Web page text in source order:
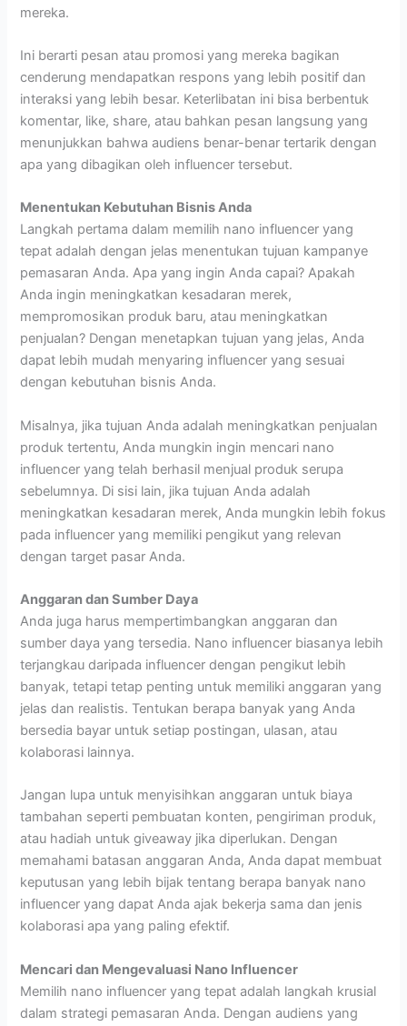
mereka.
Ini berarti pesan atau promosi yang mereka bagikan
cenderung mendapatkan respons yang lebih positif dan
interaksi yang lebih besar. Keterlibatan ini bisa berbentuk
komentar, like, share, atau bahkan pesan langsung yang
menunjukkan bahwa audiens benar-benar tertarik dengan
apa yang dibagikan oleh influencer tersebut.
Menentukan Kebutuhan Bisnis Anda
Langkah pertama dalam memilih nano influencer yang
tepat adalah dengan jelas menentukan tujuan kampanye
pemasaran Anda. Apa yang ingin Anda capai? Apakah
Anda ingin meningkatkan kesadaran merek,
mempromosikan produk baru, atau meningkatkan
penjualan? Dengan menetapkan tujuan yang jelas, Anda
dapat lebih mudah menyaring influencer yang sesuai
dengan kebutuhan bisnis Anda.
Misalnya, jika tujuan Anda adalah meningkatkan penjualan
produk tertentu, Anda mungkin ingin mencari nano
influencer yang telah berhasil menjual produk serupa
sebelumnya. Di sisi lain, jika tujuan Anda adalah
meningkatkan kesadaran merek, Anda mungkin lebih fokus
pada influencer yang memiliki pengikut yang relevan
dengan target pasar Anda.
Anggaran dan Sumber Daya
Anda juga harus mempertimbangkan anggaran dan
sumber daya yang tersedia. Nano influencer biasanya lebih
terjangkau daripada influencer dengan pengikut lebih
banyak, tetapi tetap penting untuk memiliki anggaran yang
jelas dan realistis. Tentukan berapa banyak yang Anda
bersedia bayar untuk setiap postingan, ulasan, atau
kolaborasi lainnya.
Jangan lupa untuk menyisihkan anggaran untuk biaya
tambahan seperti pembuatan konten, pengiriman produk,
atau hadiah untuk giveaway jika diperlukan. Dengan
memahami batasan anggaran Anda, Anda dapat membuat
keputusan yang lebih bijak tentang berapa banyak nano
influencer yang dapat Anda ajak bekerja sama dan jenis
kolaborasi apa yang paling efektif.
Mencari dan Mengevaluasi Nano Influencer
Memilih nano influencer yang tepat adalah langkah krusial
dalam strategi pemasaran Anda. Dengan audiens yang